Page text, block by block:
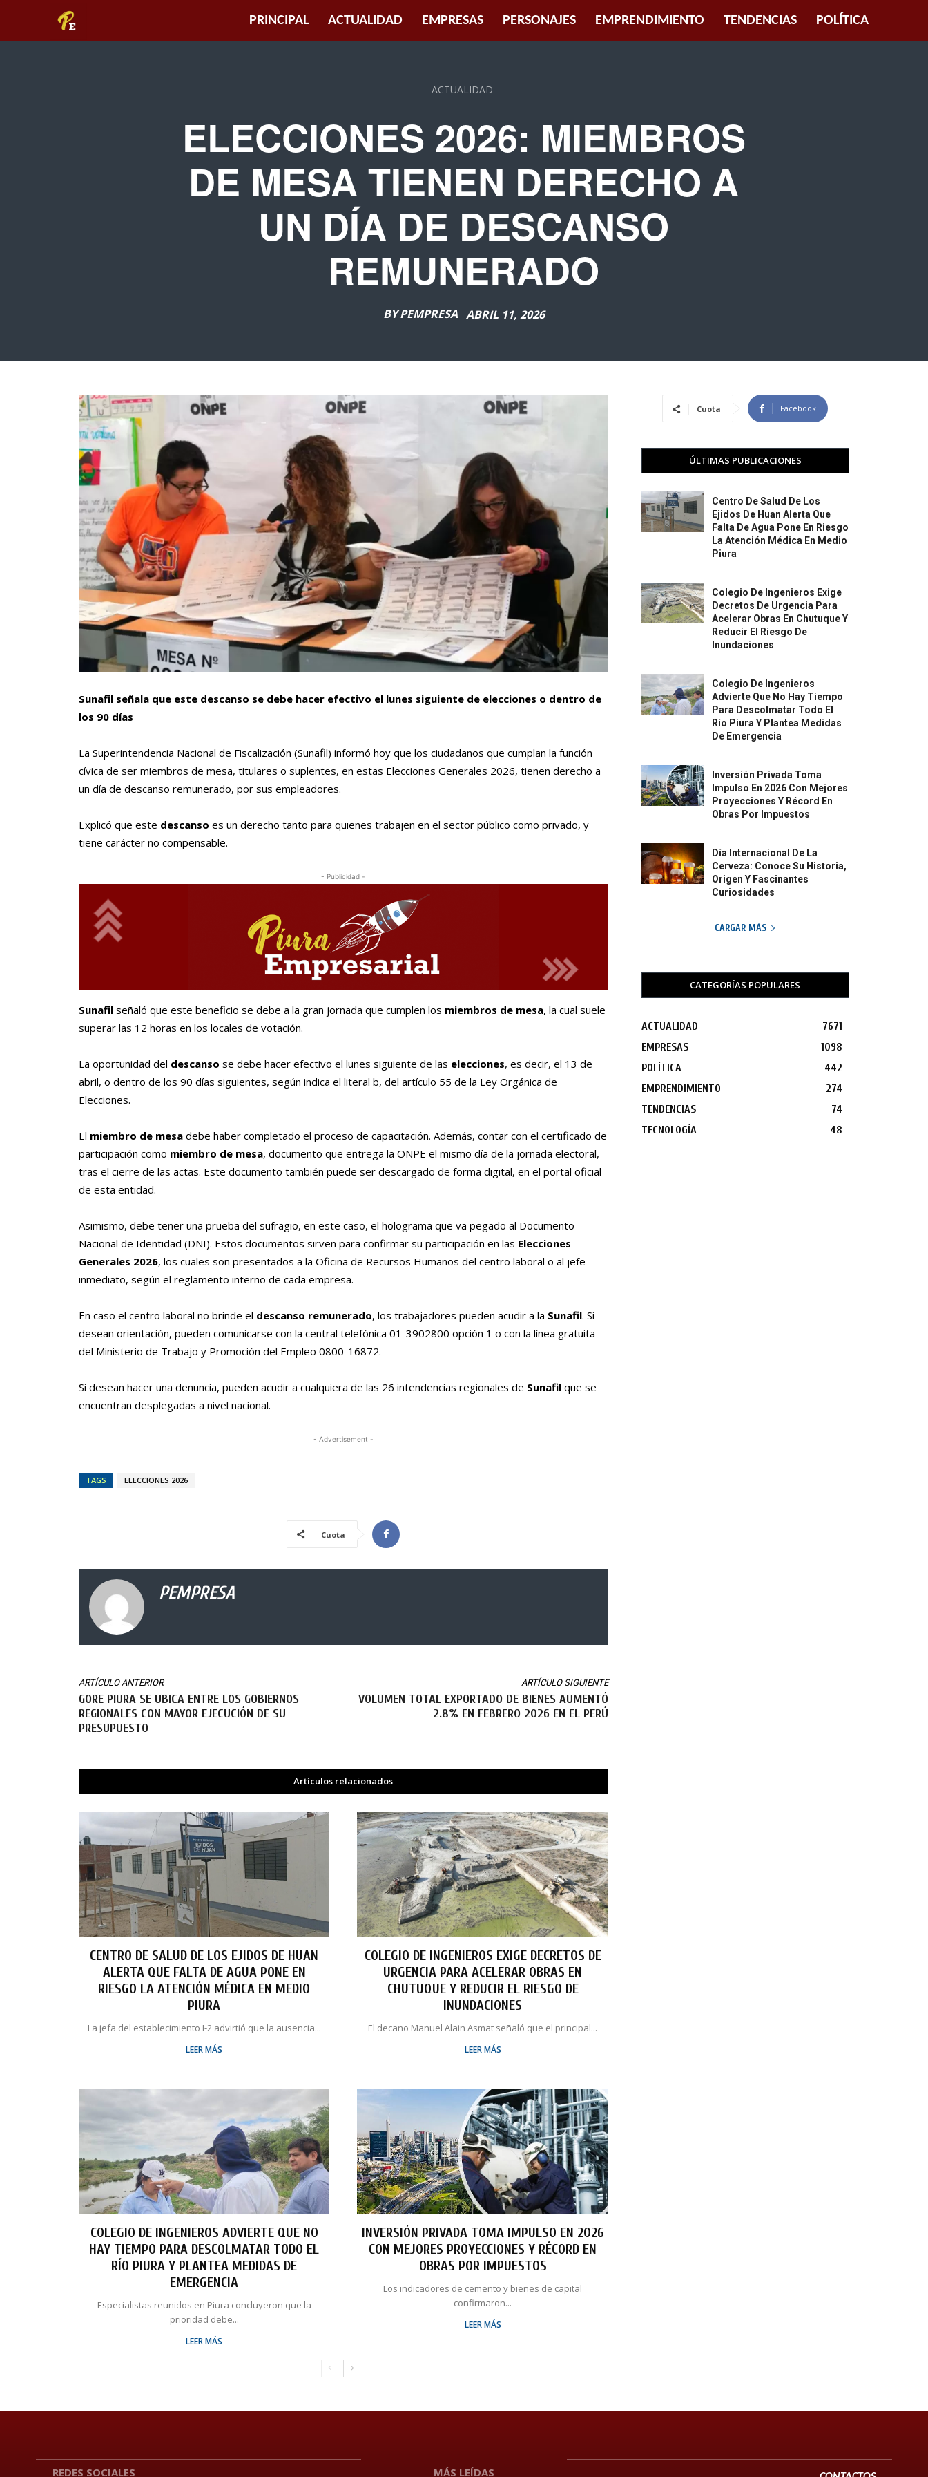
PRINCIPAL ACTUALIDAD EMPRESAS PERSONAJES EMPRENDIMIENTO TENDENCIAS POLÍTICA
ACTUALIDAD
ELECCIONES 2026: MIEMBROS
DE MESA TIENEN DERECHO A
UN DÍA DE DESCANSO
REMUNERADO
BYPEMPRESA ABRIL 11, 2026
Sunafil señala que este descanso se debe hacer efectivo el lunes siguiente de elecciones o dentro de
los 90 días
La Superintendencia Nacional de Fiscalización (Sunafil) informó hoy que los ciudadanos que cumplan la función
cívica de ser miembros de mesa, titulares o suplentes, en estas Elecciones Generales 2026, tienen derecho a
un día de descanso remunerado, por sus empleadores.
Explicó que este descanso es un derecho tanto para quienes trabajen en el sector público como privado, y
tiene carácter no compensable.
- Publicidad -
Sunafil señaló que este beneficio se debe a la gran jornada que cumplen los miembros de mesa, la cual suele
superar las 12 horas en los locales de votación.
La oportunidad del descanso se debe hacer efectivo el lunes siguiente de las elecciones, es decir, el 13 de
abril, o dentro de los 90 días siguientes, según indica el literal b, del artículo 55 de la Ley Orgánica de
Elecciones.
El miembro de mesa debe haber completado el proceso de capacitación. Además, contar con el certificado de
participación como miembro de mesa, documento que entrega la ONPE el mismo día de la jornada electoral,
tras el cierre de las actas. Este documento también puede ser descargado de forma digital, en el portal oficial
de esta entidad.
Asimismo, debe tener una prueba del sufragio, en este caso, el holograma que va pegado al Documento
Nacional de Identidad (DNI). Estos documentos sirven para confirmar su participación en las Elecciones
Generales 2026, los cuales son presentados a la Oficina de Recursos Humanos del centro laboral o al jefe
inmediato, según el reglamento interno de cada empresa.
En caso el centro laboral no brinde el descanso remunerado, los trabajadores pueden acudir a la Sunafil. Si
desean orientación, pueden comunicarse con la central telefónica 01-3902800 opción 1 o con la línea gratuita
del Ministerio de Trabajo y Promoción del Empleo 0800-16872.
Si desean hacer una denuncia, pueden acudir a cualquiera de las 26 intendencias regionales de Sunafil que se
encuentran desplegadas a nivel nacional.
- Advertisement -
TAGS ELECCIONES 2026
Cuota
PEMPRESA
ARTÍCULO ANTERIOR
GORE PIURA SE UBICA ENTRE LOS GOBIERNOS
REGIONALES CON MAYOR EJECUCIÓN DE SU
PRESUPUESTO
ARTÍCULO SIGUIENTE
VOLUMEN TOTAL EXPORTADO DE BIENES AUMENTÓ
2.8% EN FEBRERO 2026 EN EL PERÚ
Artículos relacionados
CENTRO DE SALUD DE LOS EJIDOS DE HUAN
ALERTA QUE FALTA DE AGUA PONE EN
RIESGO LA ATENCIÓN MÉDICA EN MEDIO
PIURA
La jefa del establecimiento I-2 advirtió que la ausencia...
LEER MÁS
COLEGIO DE INGENIEROS EXIGE DECRETOS DE
URGENCIA PARA ACELERAR OBRAS EN
CHUTUQUE Y REDUCIR EL RIESGO DE
INUNDACIONES
El decano Manuel Alain Asmat señaló que el principal...
LEER MÁS
COLEGIO DE INGENIEROS ADVIERTE QUE NO
HAY TIEMPO PARA DESCOLMATAR TODO EL
RÍO PIURA Y PLANTEA MEDIDAS DE
EMERGENCIA
Especialistas reunidos en Piura concluyeron que la
prioridad debe...
LEER MÁS
INVERSIÓN PRIVADA TOMA IMPULSO EN 2026
CON MEJORES PROYECCIONES Y RÉCORD EN
OBRAS POR IMPUESTOS
Los indicadores de cemento y bienes de capital
confirmaron...
LEER MÁS
Cuota Facebook
ÚLTIMAS PUBLICACIONES
Centro De Salud De Los
Ejidos De Huan Alerta Que
Falta De Agua Pone En Riesgo
La Atención Médica En Medio
Piura
Colegio De Ingenieros Exige
Decretos De Urgencia Para
Acelerar Obras En Chutuque Y
Reducir El Riesgo De
Inundaciones
Colegio De Ingenieros
Advierte Que No Hay Tiempo
Para Descolmatar Todo El
Río Piura Y Plantea Medidas
De Emergencia
Inversión Privada Toma
Impulso En 2026 Con Mejores
Proyecciones Y Récord En
Obras Por Impuestos
Día Internacional De La
Cerveza: Conoce Su Historia,
Origen Y Fascinantes
Curiosidades
CARGAR MÁS
CATEGORÍAS POPULARES
ACTUALIDAD
7671
EMPRESAS
1098
POLÍTICA
442
EMPRENDIMIENTO
274
TENDENCIAS
74
TECNOLOGÍA
48
REDES SOCIALES MÁS LEÍDAS